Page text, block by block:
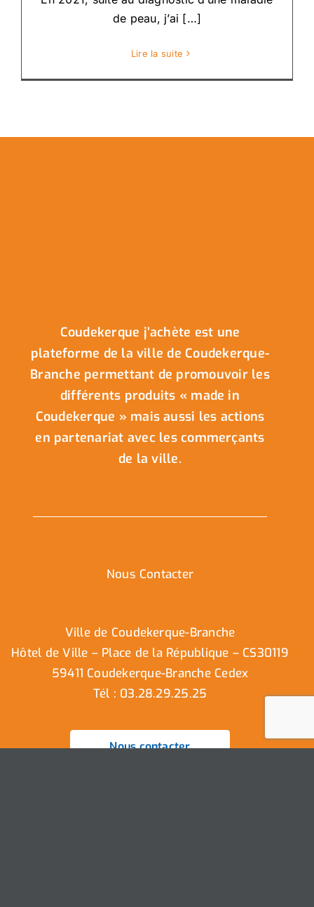
de peau, j’ai […]
Lire la suite
Coudekerque j’achète est une
plateforme de la ville de Coudekerque-
Branche permettant de promouvoir les
différents produits « made in
Coudekerque » mais aussi les actions
en partenariat avec les commerçants
de la ville.
Nous Contacter
Ville de Coudekerque-Branche
Hôtel de Ville – Place de la République – CS30119
59411 Coudekerque-Branche Cedex
Tél : 03.28.29.25.25
Nous contacter